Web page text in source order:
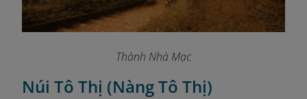
Thành Nhà Mạc
Núi Tô Thị (Nàng Tô Thị)